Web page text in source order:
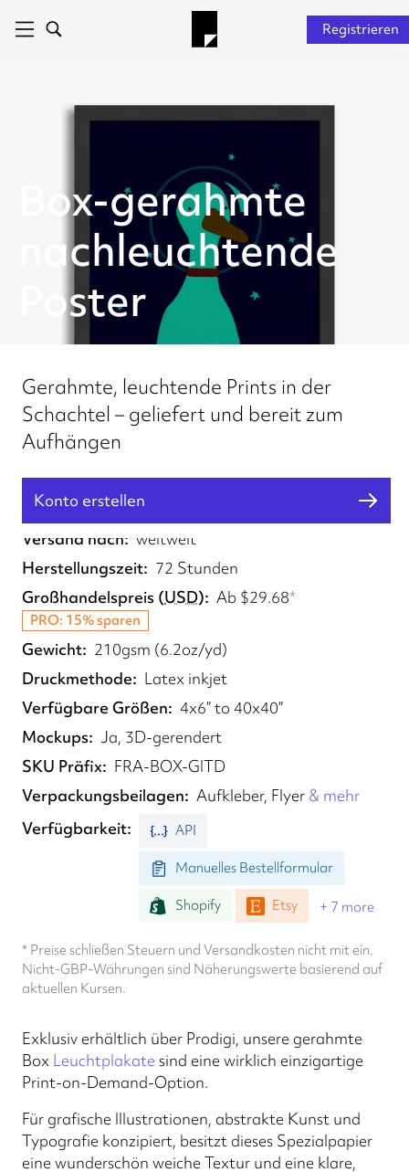
Registrieren
Box-gerahmte
nachleuchtende
Poster
Gerahmte, leuchtende Prints in der
Schachtel – geliefert und bereit zum
Aufhängen
Konto erstellen
Erfüllt von
UK, EU, US
Versand nach
weltweit
Herstellungszeit
72 Stunden
Großhandelspreis (USD) Ab $29.68*
PRO: 15% sparen
Gewicht
210gsm (6.2oz/yd)
Druckmethode
Latex inkjet
Verfügbare Größen
4x6” to 40x40”
Mockups Ja, 3D-gerendert
SKU Präfix
FRA-BOX-GITD
Verpackungsbeilagen
Aufkleber, Flyer & mehr
Verfügbarkeit
API
Manuelles Bestellformular
Shopify Etsy + 7 more
* Preise schließen Steuern und Versandkosten nicht mit ein.
Nicht-GBP-Währungen sind Näherungswerte basierend auf
aktuellen Kursen.
Exklusiv erhältlich über Prodigi, unsere gerahmte
Box Leuchtplakate sind eine wirklich einzigartige
Print-on-Demand-Option.
Für grafische Illustrationen, abstrakte Kunst und
Typografie konzipiert, besitzt dieses Spezialpapier
eine wunderschön weiche Textur und eine klare,